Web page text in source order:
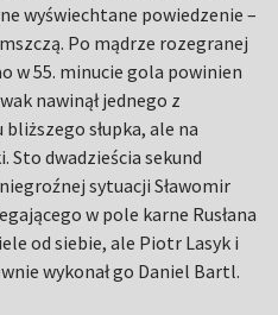
wyświechtane powiedzenie –
Po mądrze rozegranej
w 55. minucie gola powinien
nawinął jednego z
słupka, ale na
Sto dwadzieścia sekund
sytuacji Sławomir
w pole karne Rusłana
od siebie, ale Piotr Lasyk i
wykonał go Daniel Bartl.